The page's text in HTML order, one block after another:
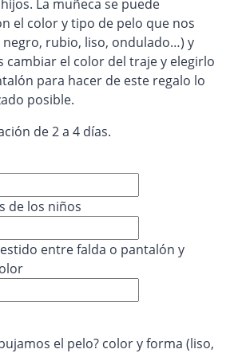
La muñeca se puede
el color y tipo de pelo que nos
negro, rubio, liso, ondulado…) y
cambiar el color del traje y elegirlo
para hacer de este regalo lo
posible.
de 2 a 4 días.
de los niños
entre falda o pantalón y
el pelo? color y forma (liso,